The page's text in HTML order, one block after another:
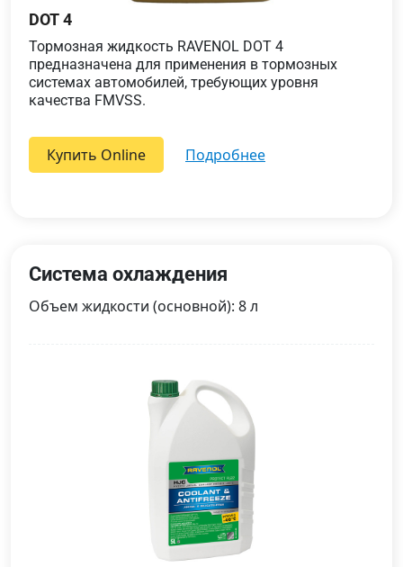
DOT 4
Тормозная жидкость RAVENOL DOT 4
предназначена для применения в тормозных
системах автомобилей, требующих уровня
качества FMVSS.
Купить Online подробнее
Система охлаждения
Объем жидкости (основной): 8 л